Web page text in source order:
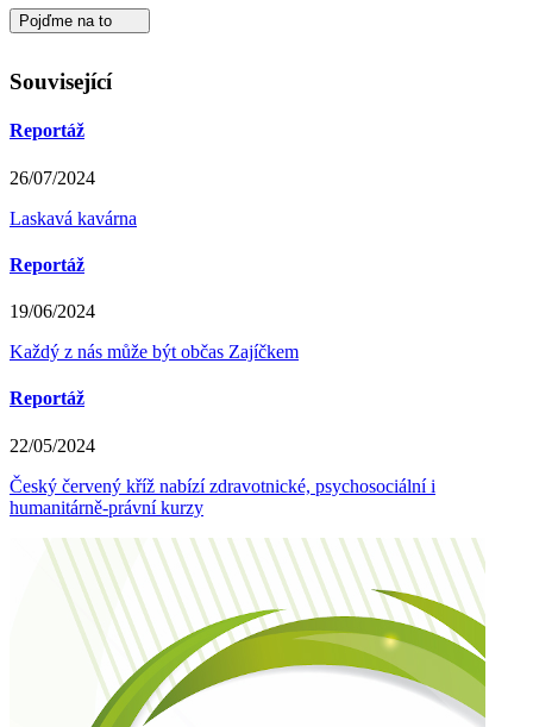
Pojďme na to
Související
Reportáž
26/07/2024
Laskavá kavárna
Reportáž
19/06/2024
Každý z nás může být občas Zajíčkem
Reportáž
22/05/2024
Český červený kříž nabízí zdravotnické, psychosociální i
humanitárně-právní kurzy